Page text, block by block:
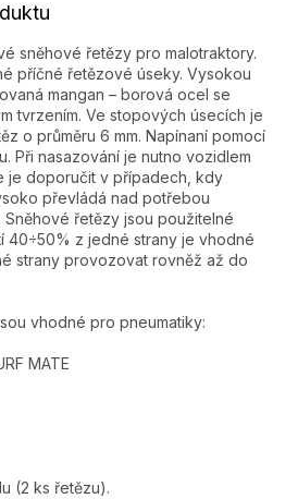
sněhové řetězy pro malotraktory.
příčné řetězové úseky. Vysokou
mangan – borová ocel se
tvrzením. Ve stopových úsecích je
o průměru 6 mm. Napínaní pomocí
Při nasazování je nutno vozidlem
je doporučit v případech, kdy
převládá nad potřebou
řetězy jsou použitelné
40÷50% z jedné strany je vhodné
strany provozovat rovněž až do
vhodné pro pneumatiky:
MATE
(2 ks řetězu).